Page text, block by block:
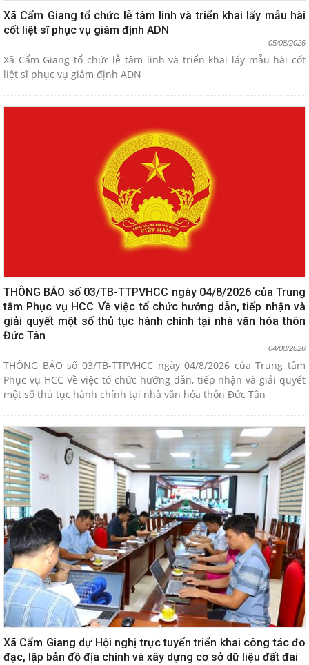
Xã Cẩm Giang tổ chức lễ tâm linh và triển khai lấy mẫu hài
cốt liệt sĩ phục vụ giám định ADN
05/08/2026
Xã Cẩm Giang tổ chức lễ tâm linh và triển khai lấy mẫu hài cốt
liệt sĩ phục vụ giám định ADN
THÔNG BÁO số 03/TB-TTPVHCC ngày 04/8/2026 của Trung
tâm Phục vụ HCC Về việc tổ chức hướng dẫn, tiếp nhận và
giải quyết một số thủ tục hành chính tại nhà văn hóa thôn
Đức Tân
04/08/2026
THÔNG BÁO số 03/TB-TTPVHCC ngày 04/8/2026 của Trung tâm
Phục vụ HCC Về việc tổ chức hướng dẫn, tiếp nhận và giải quyết
một số thủ tục hành chính tại nhà văn hóa thôn Đức Tân
Xã Cẩm Giang dự Hội nghị trực tuyến triển khai công tác đo
đạc, lập bản đồ địa chính và xây dựng cơ sở dữ liệu đất đai